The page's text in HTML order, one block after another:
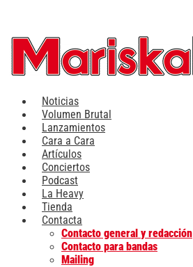
contenido
Noticias
Volumen Brutal
Lanzamientos
Cara a Cara
Artículos
Conciertos
Podcast
La Heavy
Tienda
Contacta
Contacto general y redacción
Contacto para bandas
Mailing